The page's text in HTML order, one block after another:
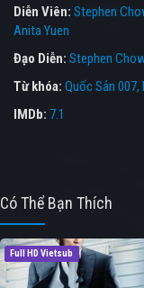
Diễn Viên: Stephen
Anita Yuen
Đạo Diễn: Stephen
Từ khóa: Quốc Sản 007,
IMDb: 7.1
Có Thể Bạn Thích
Full HD Vietsub